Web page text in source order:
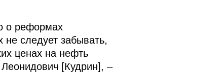
о реформах
следует забывать,
ценах на нефть
[Кудрин], –